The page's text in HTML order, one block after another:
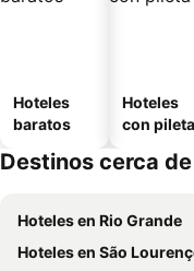
Hoteles
baratos
Hoteles
con pileta
Destinos cerca
Hoteles en Rio Grande
Hoteles en São Lourenço